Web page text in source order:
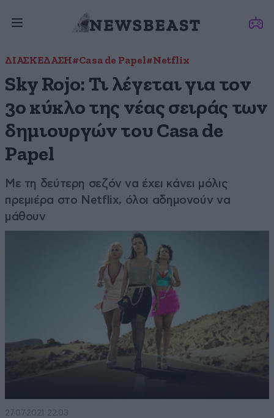
ΔΙΑΣΚΕΔΑΣΗ#Casa de Papel#Netflix
Sky Rojo: Τι λέγεται για τον
3ο κύκλο της νέας σειράς των
δημιουργών του Casa de
Papel
Με τη δεύτερη σεζόν να έχει κάνει μόλις
πρεμιέρα στο Netflix, όλοι αδημονούν να
μάθουν
27·07·2021 22:03